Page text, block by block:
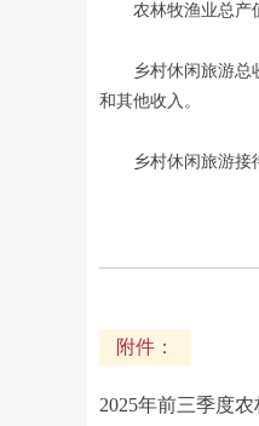
农林牧渔业总产值
乡村休闲旅游总收
和其他收入。
乡村休闲旅游接待
附件：
2025年前三季度